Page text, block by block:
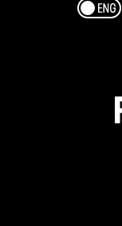
Esp/Eng